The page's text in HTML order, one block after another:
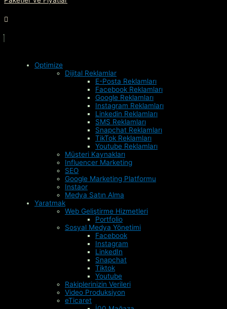
Optimize
Dijital Reklamlar
E-Posta Reklamları
Facebook Reklamları
Google Reklamları
Instagram Reklamları
Linkedin Reklamları
SMS Reklamları
Snapchat Reklamları
TikTok Reklamları
Youtube Reklamları
Müşteri Kaynakları
Influencer Marketing
SEO
Google Marketing Platformu
Instaor
Medya Satın Alma
Yaratmak
Web Geliştirme Hizmetleri
Portfolio
Sosyal Medya Yönetimi
Facebook
Instagram
LinkedIn
Snapchat
Tiktok
Youtube
Rakiplerinizin Verileri
Video Produksiyon
eTicaret